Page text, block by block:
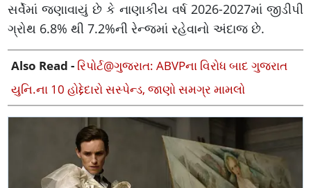
સર્વેમાં જણાવાયું છે કે નાણાકીય વર્ષ 2026-2027માં જીડીપી
ગ્રોથ 6.8% થી 7.2%ની રેન્જમાં રહેવાનો અંદાજ છે.
Also Read - રિપોર્ટ@ગુજરાત: ABVPના વિરોધ બાદ ગુજરાત
યુનિ.ના 10 હોદ્દેદારો સસ્પેન્ડ, જાણો સમગ્ર મામલો